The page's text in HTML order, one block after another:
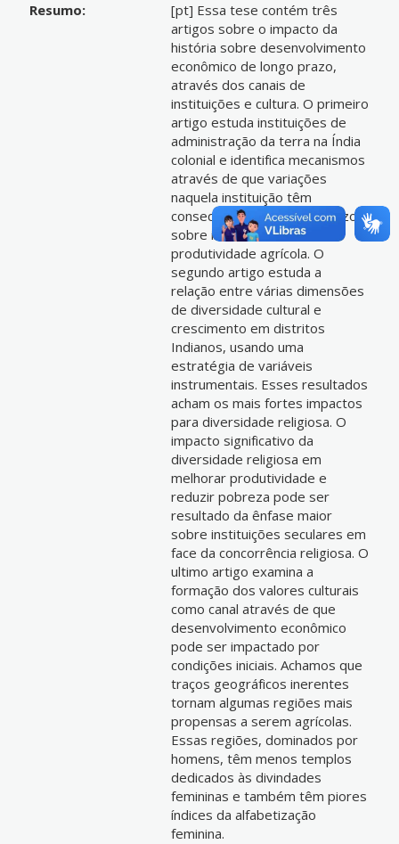
Resumo:
[pt] Essa tese contém três
artigos sobre o impacto da
história sobre desenvolvimento
econômico de longo prazo,
através dos canais de
instituições e cultura. O primeiro
artigo estuda instituições de
administração da terra na Índia
colonial e identifica mecanismos
através de que variações
naquela instituição têm
consequências de longo prazo
sobre investimento e
produtividade agrícola. O
segundo artigo estuda a
relação entre várias dimensões
de diversidade cultural e
crescimento em distritos
Indianos, usando uma
estratégia de variáveis
instrumentais. Esses resultados
acham os mais fortes impactos
para diversidade religiosa. O
impacto significativo da
diversidade religiosa em
melhorar produtividade e
reduzir pobreza pode ser
resultado da ênfase maior
sobre instituições seculares em
face da concorrência religiosa. O
ultimo artigo examina a
formação dos valores culturais
como canal através de que
desenvolvimento econômico
pode ser impactado por
condições iniciais. Achamos que
traços geográficos inerentes
tornam algumas regiões mais
propensas a serem agrícolas.
Essas regiões, dominados por
homens, têm menos templos
dedicados às divindades
femininas e também têm piores
índices da alfabetização
feminina.